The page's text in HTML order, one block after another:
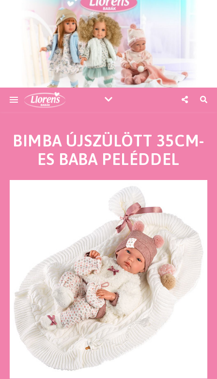
BIMBA ÚJSZÜLÖTT 35CM-
ES BABA PELÉDDEL